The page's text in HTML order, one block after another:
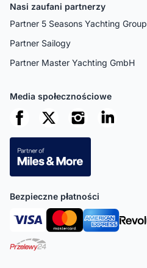
Nasi zaufani partnerzy
Partner 5 Seasons Yachting Group
Partner Sailogy
Partner Master Yachting GmbH
Media społecznościowe
Bezpieczne płatności